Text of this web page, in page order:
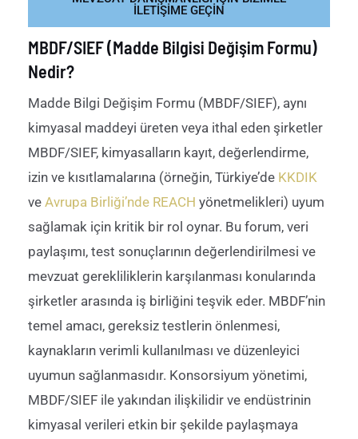
ILETIŞIME GEÇIN
MBDF/SIEF (Madde Bilgisi Değişim Formu)
Nedir?
Madde Bilgi Değişim Formu (MBDF/SIEF), aynı
kimyasal maddeyi üreten veya ithal eden şirketler
MBDF/SIEF, kimyasalların kayıt, değerlendirme,
izin ve kısıtlamalarına (örneğin, Türkiye’de KKDIK
ve Avrupa Birliği’nde REACH yönetmelikleri) uyum
sağlamak için kritik bir rol oynar. Bu forum, veri
paylaşımı, test sonuçlarının değerlendirilmesi ve
mevzuat gerekliliklerin karşılanması konularında
şirketler arasında iş birliğini teşvik eder. MBDF’nin
temel amacı, gereksiz testlerin önlenmesi,
kaynakların verimli kullanılması ve düzenleyici
uyumun sağlanmasıdır. Konsorsiyum yönetimi,
MBDF/SIEF ile yakından ilişkilidir ve endüstrinin
kimyasal verileri etkin bir şekilde paylaşmaya